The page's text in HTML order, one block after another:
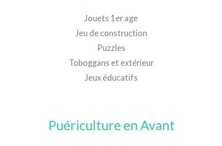
Jouets 1er age
Jeu de construction
Puzzles
Toboggans et extérieur
Jeux éducatifs
Puériculture en Avant